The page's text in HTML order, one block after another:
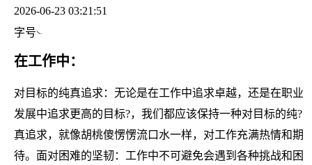
2026-06-23 03:21:51
字号
在工作中：
对目标的纯真追求：无论是在工作中追求卓越，还是在职业
发展中追求更高的目标?，我们都应该保持一种对目标的纯?
真追求，就像胡桃傻愣愣流口水一样，对工作充满热情和期
待。面对困难的坚韧：工作中不可避免会遇到各种挑战和困